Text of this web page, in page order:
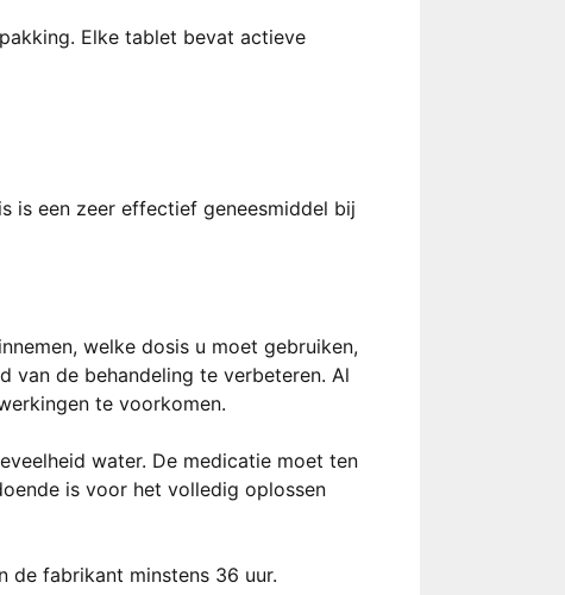
Elke tablet bevat actieve
is een zeer effectief geneesmiddel bij
welke dosis u moet gebruiken,
van de behandeling te verbeteren. Al
te voorkomen.
water. De medicatie moet ten
is voor het volledig oplossen
de fabrikant minstens 36 uur.